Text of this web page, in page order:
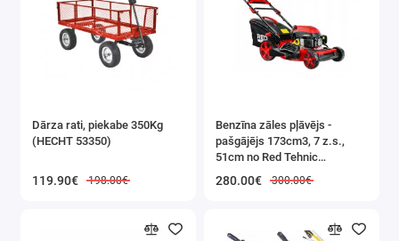
Dārza rati, piekabe 350Kg
(HECHT 53350)
119.90€ 198.00€
Benzīna zāles pļāvējs -
pašgājējs 173cm3, 7 z.s.,
51cm no Red Tehnic
280.00€ 300.00€